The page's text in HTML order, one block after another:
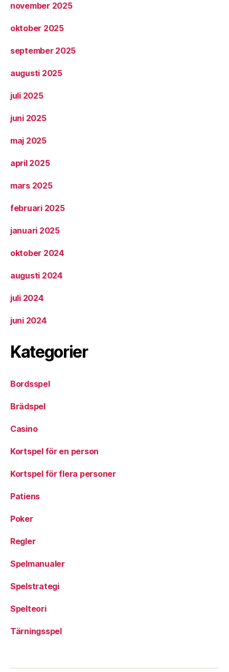
november 2025
oktober 2025
september 2025
augusti 2025
juli 2025
juni 2025
maj 2025
april 2025
mars 2025
februari 2025
januari 2025
oktober 2024
augusti 2024
juli 2024
juni 2024
Kategorier
Bordsspel
Brädspel
Casino
Kortspel för en person
Kortspel för flera personer
Patiens
Poker
Regler
Spelmanualer
Spelstrategi
Spelteori
Tärningsspel